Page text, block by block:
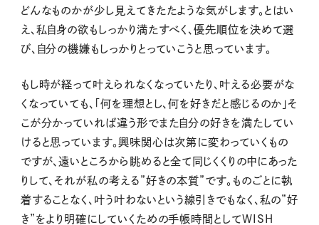
どんなものかが少し見えてきたたような気がします。とはい
え、私自身の欲もしっかり満たすべく、優先順位を決めて選
び、自分の機嫌もしっかりとっていこうと思っています。
もし時が経って叶えられなくなっていたり、叶える必要がな
くなっていても、「何を理想とし、何を好きだと感じるのか」そ
こが分かっていれば違う形でまた自分の好きを満たしてい
けると思っています。興味関心は次第に変わっていくもの
ですが、遠いところから眺めると全て同じくくりの中にあった
りして、それが私の考える”好きの本質”です。ものごとに執
着することなく、叶う叶わないという線引きでもなく、私の”好
き”をより明確にしていくための手帳時間としてWISH